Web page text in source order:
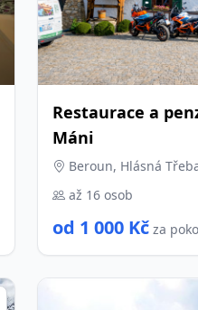
Restaurace a
Máni
Beroun, Hlásná
až 16 osob
od 1 000 Kč za